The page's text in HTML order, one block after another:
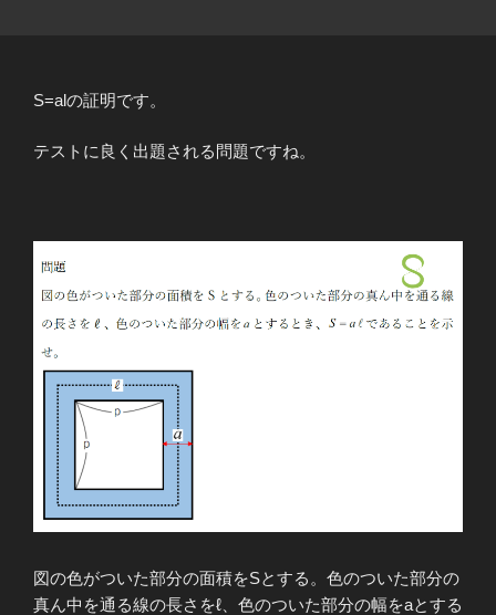
S=alの証明です。
テストに良く出題される問題ですね。
図の色がついた部分の面積をSとする。色のついた部分の
真ん中を通る線の長さをℓ、色のついた部分の幅をaとする